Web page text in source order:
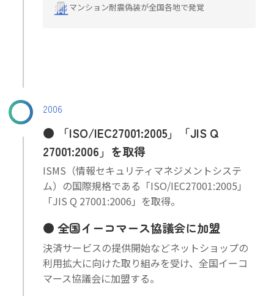
マンション耐震偽装が全国各地で発覚
2006
「ISO/IEC27001:2005」「JIS Q
27001:2006」を取得
ISMS（情報セキュリティマネジメントシステ
ム）の国際規格である「ISO/IEC27001:2005」
「JIS Q 27001:2006」を取得。
全国イーコマース協議会に加盟
決済サービスの提供開始などネットショップの
利用拡大に向けた取り組みを受け、全国イーコ
マース協議会に加盟する。